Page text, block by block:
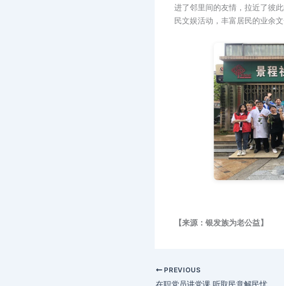
进了邻里间的友情，拉近了彼
民文娱活动，丰富居民的业余
【来源：银发族为老公益】
PREVIOUS
在职党员讲党课 听取民意解民忧